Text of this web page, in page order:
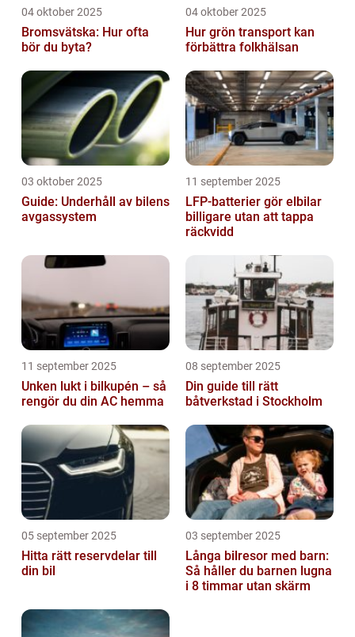
04 oktober 2025
Bromsvätska: Hur ofta
bör du byta?
04 oktober 2025
Hur grön transport kan
förbättra folkhälsan
03 oktober 2025
Guide: Underhåll av bilens
avgassystem
11 september 2025
LFP-batterier gör elbilar
billigare utan att tappa
räckvidd
11 september 2025
Unken lukt i bilkupén – så
rengör du din AC hemma
08 september 2025
Din guide till rätt
båtverkstad i Stockholm
05 september 2025
Hitta rätt reservdelar till
din bil
03 september 2025
Långa bilresor med barn:
Så håller du barnen lugna
i 8 timmar utan skärm